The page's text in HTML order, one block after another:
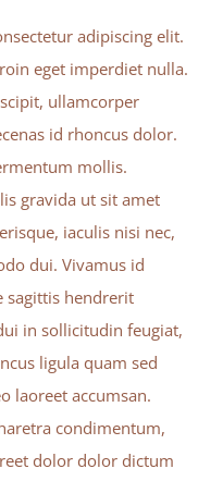
adipiscing elit.
eget imperdiet nulla.
ullamcorper
id rhoncus dolor.
mollis.
gravida ut sit amet
iaculis nisi nec,
dui. Vivamus id
sagittis hendrerit
in sollicitudin feugiat,
ligula quam sed
laoreet accumsan.
condimentum,
dolor dolor dictum